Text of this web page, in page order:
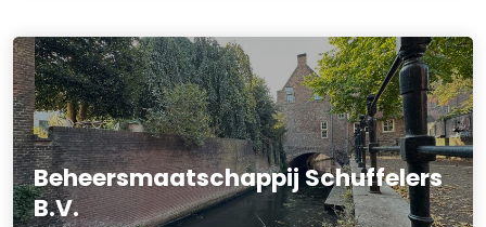
Beheersmaatschappij Schuffelers
B.V.